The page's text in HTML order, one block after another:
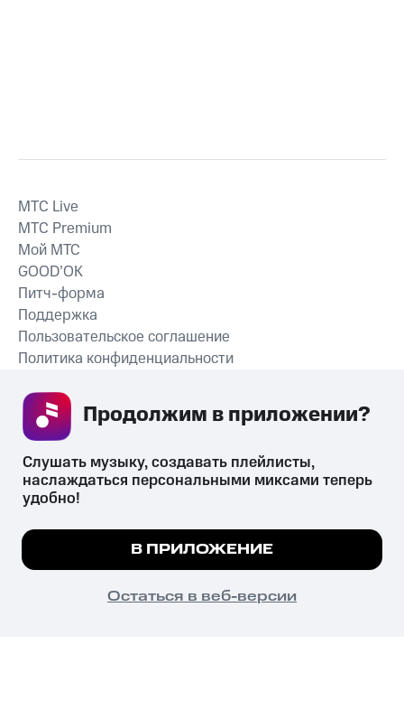
СКАЧАТЬ ПРИЛОЖЕНИЕ
MTС Live
MTС Premium
Мой МТС
GOOD’OK
Питч-форма
Поддержка
Пользовательское соглашение
Политика конфиденциальности
психотропных веществ, их аналогов причиняет вред здоровью,
их незаконный оборот запрещён и влечёт установленную
законодательством ответственность.
© 2026 ООО «КИОН».
Все права защищены
Мы используем куки, чтобы на сайте все
Подробнее
ПОНЯТНО
Слушать музыку, создавать плейлисты,
наслаждаться персональными миксами теперь
удобно!
В ПРИЛОЖЕНИЕ
Остаться в веб-версии